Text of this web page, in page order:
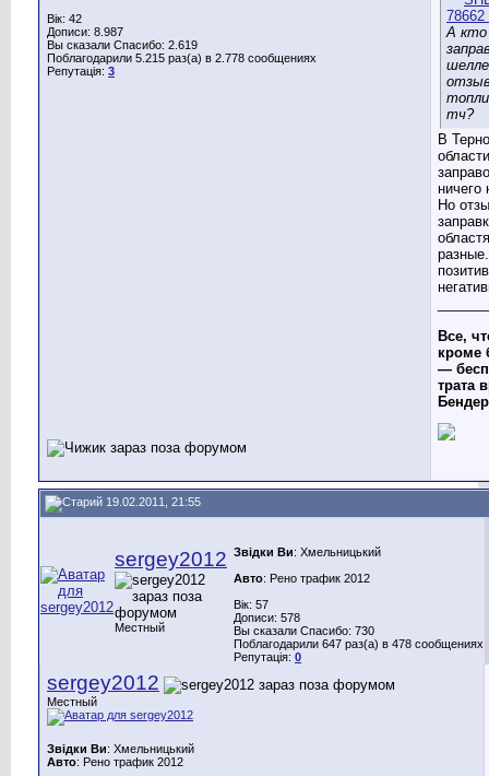
Вік: 42
Дописи: 8.987
Вы сказали Спасибо: 2.619
Поблагодарили 5.215 раз(а) в 2.778 сообщениях
Репутація: 3
А кто
тч?
В
ничего
Но
Все,
кроме
—
трата
19.02.2011, 21:55
sergey2012
Местный
Звідки Ви: Хмельницький
Авто: Рено трафик 2012
Вік: 57
Дописи: 578
Вы сказали Спасибо: 730
Поблагодарили 647 раз(а) в 478 сообщениях
Репутація: 0
sergey2012
Местный
Звідки Ви: Хмельницький
Авто: Рено трафик 2012